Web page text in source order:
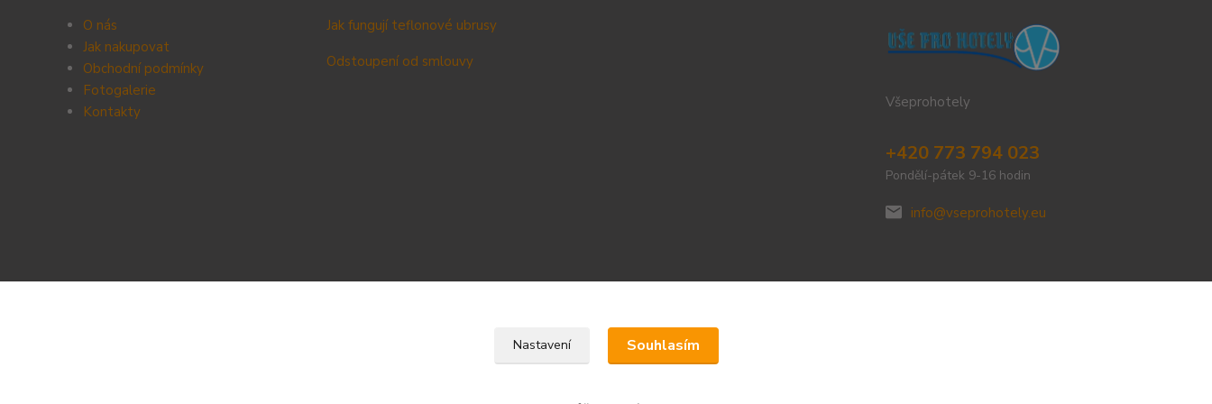
O nás
Jak nakupovat
Obchodní podmínky
Fotogalerie
Kontakty
Jak fungují teflonové ubrusy
Odstoupení od smlouvy
Všeprohotely
+420 773 794 023
Pondělí-pátek 9-16 hodin
info@vseprohotely.eu
Upravit sběr cookies.
Nastavení Souhlasím